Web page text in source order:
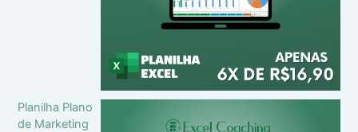
Planilha Plano
de Marketing